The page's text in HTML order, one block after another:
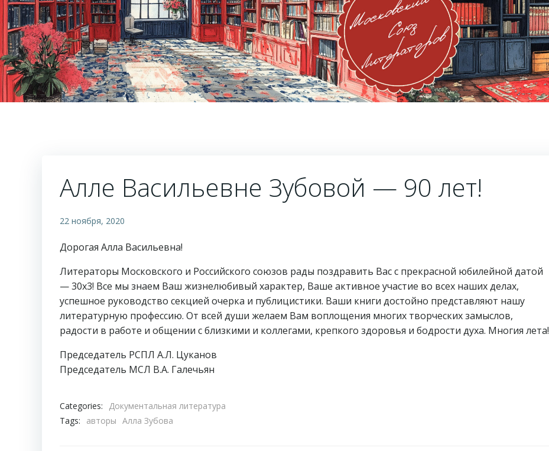
Алле Васильевне Зубовой — 90 лет!
22 ноября, 2020
Дорогая Алла Васильевна!
Литераторы Московского и Российского союзов рады поздравить Вас с прекрасной юбилейной датой
— 30х3! Все мы знаем Ваш жизнелюбивый характер, Ваше активное участие во всех наших делах,
успешное руководство секцией очерка и публицистики. Ваши книги достойно представляют нашу
литературную профессию. От всей души желаем Вам воплощения многих творческих замыслов,
радости в работе и общении с близкими и коллегами, крепкого здоровья и бодрости духа. Многия лета!
Председатель РСПЛ А.Л. Цуканов
Председатель МСЛ В.А. Галечьян
Categories:
Документальная литература
Tags:
авторы Алла Зубова